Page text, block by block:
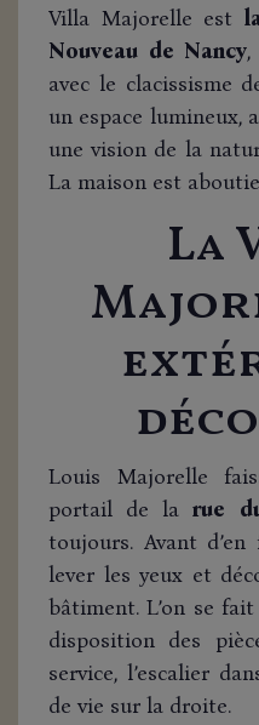
Villa Majorelle est
Nouveau de Nancy,
avec le clacissisme
un espace lumineux,
une vision de la
La maison est
La
Louis Majorelle
portail de larue
toujours. Avant
lever les yeux et
bâtiment. L’on se
disposition des
service, l’escalier
de vie sur la droite.